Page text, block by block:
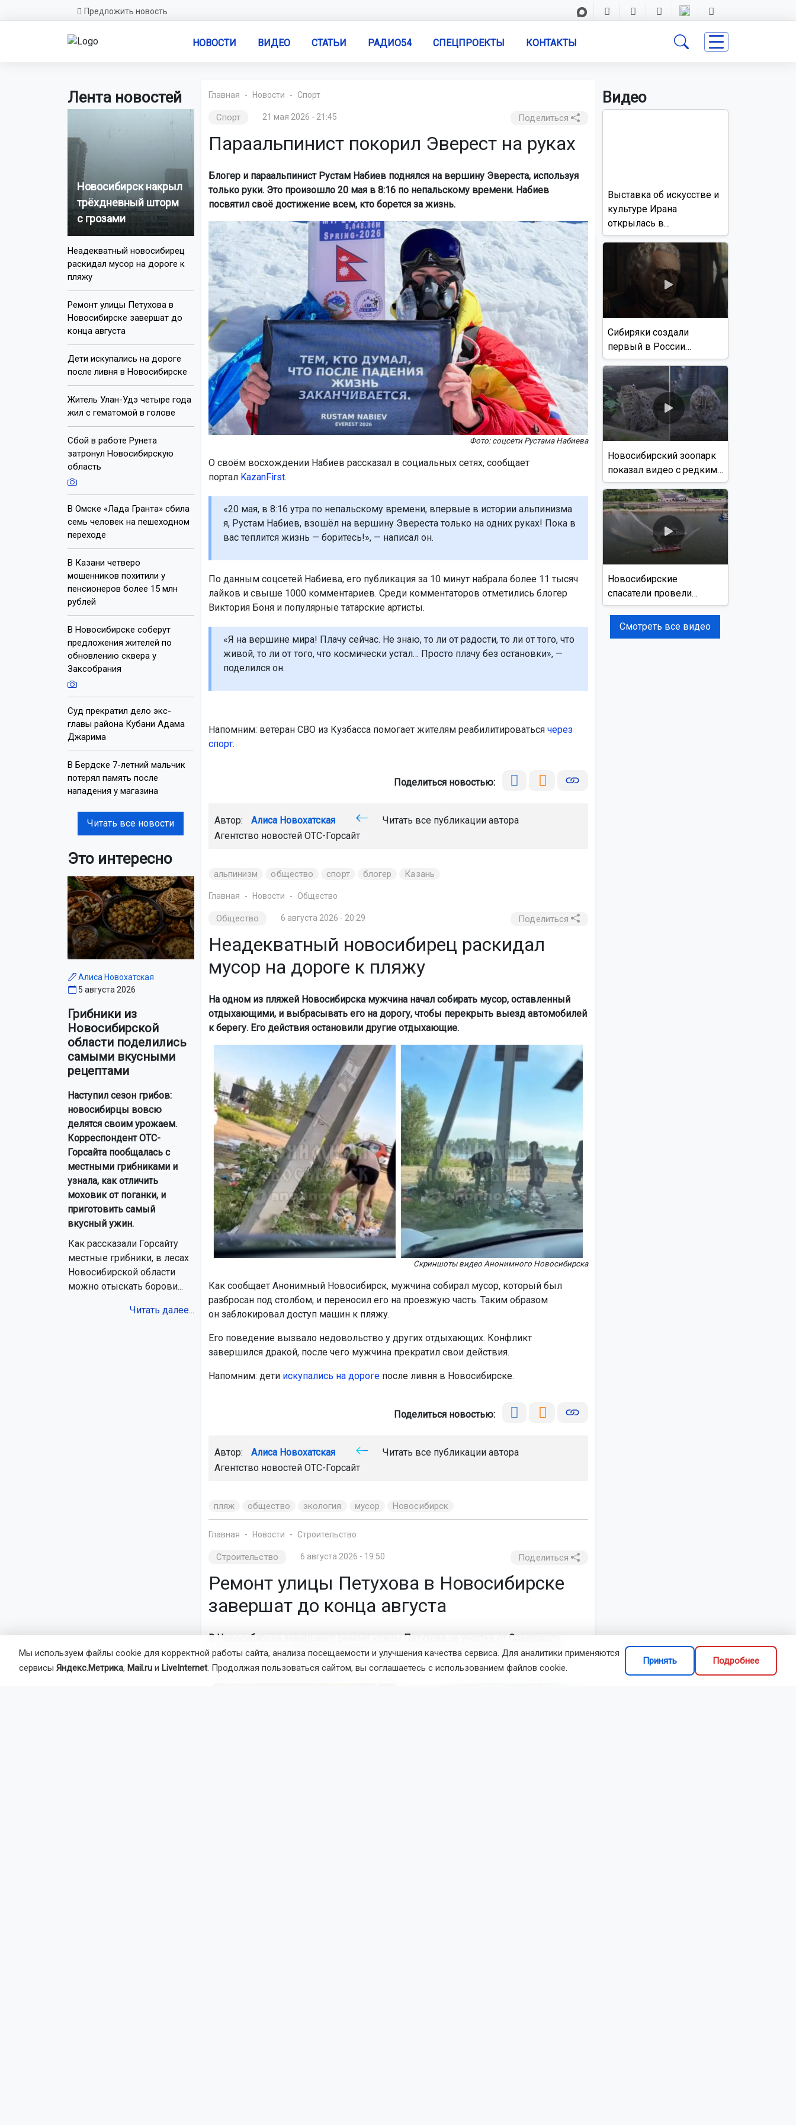
Предложить новость
НОВОСТИ ВИДЕО СТАТЬИ РАДИО54 СПЕЦПРОЕКТЫ КОНТАКТЫ
Лента новостей
Новосибирск накрыл
трёхдневный шторм
с грозами
Неадекватный новосибирец
раскидал мусор на дороге к
пляжу
Ремонт улицы Петухова в
Новосибирске завершат до
конца августа
Дети искупались на дороге
после ливня в Новосибирске
Житель Улан-Удэ четыре года
жил с гематомой в голове
Сбой в работе Рунета
затронул Новосибирскую
область
В Омске «Лада Гранта» сбила
семь человек на пешеходном
переходе
В Казани четверо
мошенников похитили у
пенсионеров более 15 млн
рублей
В Новосибирске соберут
предложения жителей по
обновлению сквера у
Заксобрания
Суд прекратил дело экс-
главы района Кубани Адама
Джарима
В Бердске 7-летний мальчик
потерял память после
нападения у магазина
Читать все новости
Это интересно
Алиса Новохатская
5 августа 2026
Грибники из
Новосибирской
области поделились
самыми вкусными
рецептами
Наступил сезон грибов:
новосибирцы вовсю
делятся своим урожаем.
Корреспондент ОТС-
Горсайта пообщалась с
местными грибниками и
узнала, как отличить
моховик от поганки, и
приготовить самый
вкусный ужин.
Как рассказали Горсайту
местные грибники, в лесах
Новосибирской области
можно отыскать борови...
Читать далее...
Главная Новости Спорт
Спорт 21 мая 2026 - 21:45 Поделиться
Параальпинист покорил Эверест на руках
Блогер и параальпинист Рустам Набиев поднялся на вершину Эвереста, используя
только руки. Это произошло 20 мая в 8:16 по непальскому времени. Набиев
посвятил своё достижение всем, кто борется за жизнь.
Фото: соцсети Рустама Набиева
О своём восхождении Набиев рассказал в социальных сетях, сообщает
портал KazanFirst.
«20 мая, в 8:16 утра по непальскому времени, впервые в истории альпинизма
я, Рустам Набиев, взошёл на вершину Эвереста только на одних руках! Пока в
вас теплится жизнь — боритесь!», — написал он.
По данным соцсетей Набиева, его публикация за 10 минут набрала более 11 тысяч
лайков и свыше 1000 комментариев. Среди комментаторов отметились блогер
Виктория Боня и популярные татарские артисты.
«Я на вершине мира! Плачу сейчас. Не знаю, то ли от радости, то ли от того, что
живой, то ли от того, что космически устал… Просто плачу без остановки», —
поделился он.
Напомним: ветеран СВО из Кузбасса помогает жителям реабилитироваться через
спорт.
Поделиться новостью:
Автор: Алиса Новохатская
Читать все публикации автора
Агентство новостей ОТС-Горсайт
альпинизм общество спорт блогер Казань
Главная Новости Общество
Общество 6 августа 2026 - 20:29 Поделиться
Неадекватный новосибирец раскидал
мусор на дороге к пляжу
На одном из пляжей Новосибирска мужчина начал собирать мусор, оставленный
отдыхающими, и выбрасывать его на дорогу, чтобы перекрыть выезд автомобилей
к берегу. Его действия остановили другие отдыхающие.
Скриншоты видео Анонимного Новосибирска
Как сообщает Анонимный Новосибирск, мужчина собирал мусор, который был
разбросан под столбом, и переносил его на проезжую часть. Таким образом
он заблокировал доступ машин к пляжу.
Его поведение вызвало недовольство у других отдыхающих. Конфликт
завершился дракой, после чего мужчина прекратил свои действия.
Напомним: дети искупались на дорогепосле ливня в Новосибирске.
Поделиться новостью:
Автор: Алиса Новохатская
Читать все публикации автора
Агентство новостей ОТС-Горсайт
пляж общество экология мусор Новосибирск
Главная Новости Строительство
Строительство 6 августа 2026 - 19:50 Поделиться
Ремонт улицы Петухова в Новосибирске
завершат до конца августа
В Новосибирске завершают ремонт улицы Петухова на участке от Советского
шоссе до улицы Сибиряков-Гвардейцев. Работы выполнены на 95% и должны
закончиться до конца августа.
Видео
Выставка об искусстве и
культуре Ирана
открылась в
Новосибирске
Сибиряки создали
первый в России
документальный фильм
с использованием ИИ
Новосибирский зоопарк
показал видео с редким
виверровым котом
Новосибирские
спасатели провели
учения на реке Обь
Смотреть все видео
Мы используем файлы cookie для корректной работы сайта, анализа посещаемости и улучшения качества сервиса. Для аналитики применяются
сервисы Яндекс.Метрика, Mail.ru и LiveInternet. Продолжая пользоваться сайтом, вы соглашаетесь с использованием файлов cookie.
Принять Подробнее